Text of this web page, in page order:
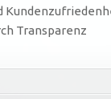
Transparenz